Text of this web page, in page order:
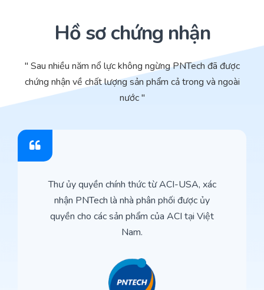
Hồ sơ chứng nhận
" Sau nhiều năm nổ lực không ngừng PNTech đã được
chứng nhận về chất lượng sản phẩm cả trong và ngoài
nước "
Thư ủy quyền chính thức từ ACI-USA, xác
nhận PNTech là nhà phân phối được ủy
quyền cho các sản phẩm của ACI tại Việt
Nam.